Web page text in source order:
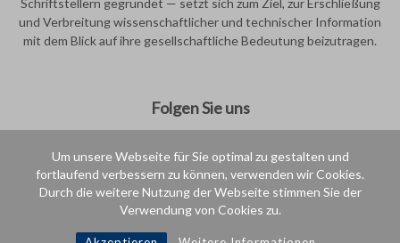
Um unsere Webseite für Sie optimal zu gestalten und
fortlaufend verbessern zu können, verwenden wir Cookies.
Durch die weitere Nutzung der Webseite stimmen Sie der
Verwendung von Cookies zu.
Schriftstellern gegründet — setzt sich zum Ziel, zur Erschließung
und Verbreitung wissenschaftlicher und technischer Information
mit dem Blick auf ihre gesellschaftliche Bedeutung beizutragen.
Folgen Sie uns